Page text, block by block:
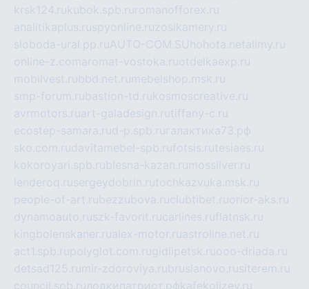
krsk124.rukubok.spb.ru romanofforex.ru
analitikaplus.ruspyonline.ruzosikamery.ru
sloboda-ural.pp.ruAUTO-COM.SU hohota.netalimy.ru
online-z.comaromat-vostoka.ruotdelkaexp.ru
mobilvest.rubbd.net.ru mebelshop.msk.ru
smp-forum.rubastion-td.rukosmoscreative.ru
avrmotors.ruart-galadesign.rutiffany-c.ru
ecostep-samara.rud-p.spb.ru галактика73.рф
sko.com.rudavitamebel-spb.rufotsis.rutesiaes.ru
kokoroyari.spb.rublesna-kazan.ru mossilver.ru
lenderoq.rusergeydobrin.rutochkazvuka.msk.ru
people-of-art.rubezzubova.ruclubtibet.ruorior-aks.ru
dynamoauto.ruszk-favorit.rucarlines.ruflatnsk.ru
kingbolenskaner.rualex-motor.ruastroline.net.ru
act1.spb.rupolyglot.com.rugidlipetsk.ruooo-driada.ru
detsad125.ru mir-zdoroviya.rubruslanovo.rusiterem.ru
council.spb.ruлодкипатриот.рфkafekolizey.ru